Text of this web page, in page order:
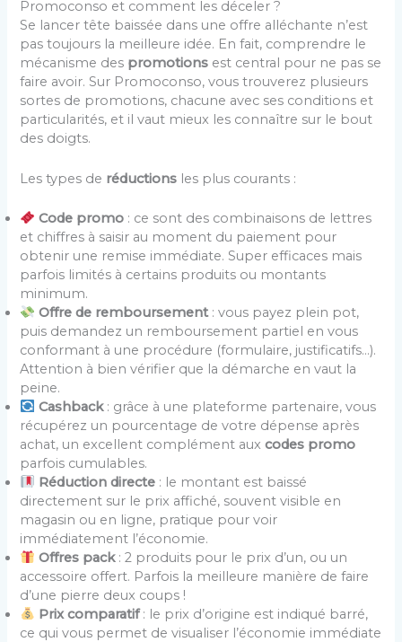
Promoconso et comment les déceler ?
Se lancer tête baissée dans une offre alléchante n’est
pas toujours la meilleure idée. En fait, comprendre le
mécanisme des promotions est central pour ne pas se
faire avoir. Sur Promoconso, vous trouverez plusieurs
sortes de promotions, chacune avec ses conditions et
particularités, et il vaut mieux les connaître sur le bout
des doigts.
Les types de réductions les plus courants :
Code promo : ce sont des combinaisons de lettres
et chiffres à saisir au moment du paiement pour
obtenir une remise immédiate. Super efficaces mais
parfois limités à certains produits ou montants
minimum.
Offre de remboursement: vous payez plein pot,
puis demandez un remboursement partiel en vous
conformant à une procédure (formulaire, justificatifs…).
Attention à bien vérifier que la démarche en vaut la
peine.
Cashback: grâce à une plateforme partenaire, vous
récupérez un pourcentage de votre dépense après
achat, un excellent complément auxcodes promo
parfois cumulables.
Réduction directe : le montant est baissé
directement sur le prix affiché, souvent visible en
magasin ou en ligne, pratique pour voir
immédiatement l’économie.
Offres pack: 2 produits pour le prix d’un, ou un
accessoire offert. Parfois la meilleure manière de faire
d’une pierre deux coups !
Prix comparatif: le prix d’origine est indiqué barré,
ce qui vous permet de visualiser l’économie immédiate